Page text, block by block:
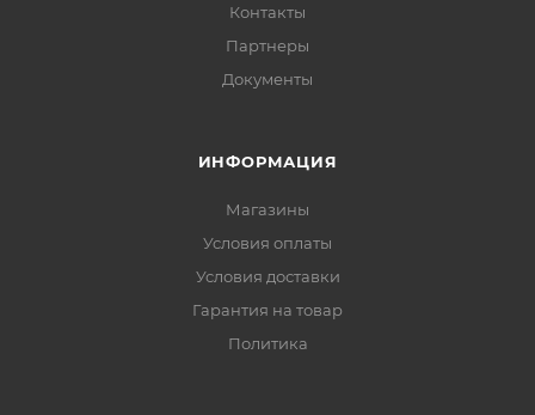
Контакты
Партнеры
Документы
ИНФОРМАЦИЯ
Магазины
Условия оплаты
Условия доставки
Гарантия на товар
Политика